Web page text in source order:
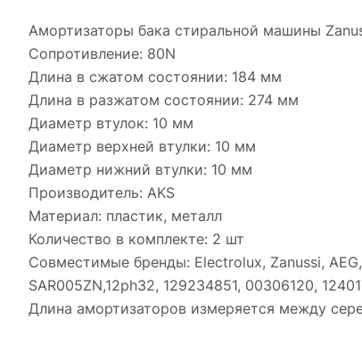
Амортизаторы бака стиральной машины
Сопротивление: 80N
Длина в сжатом состоянии: 184 мм
Длина в разжатом состоянии: 274 мм
Диаметр втулок: 10 мм
Диаметр верхней втулки: 10 мм
Диаметр нижний втулки: 10 мм
Производитель: AKS
Материал: пластик, металл
Количество в комплекте: 2 шт
Совместимые бренды: Electrolux, Zanussi,
SAR005ZN,12ph32, 129234851, 00306120,
Длина амортизаторов измеряется между